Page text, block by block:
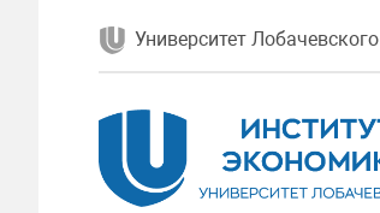
Университет Лобачевского